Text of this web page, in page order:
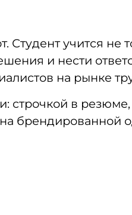
Студент учится не
и нести
на рынке
строчкой в
брендированной